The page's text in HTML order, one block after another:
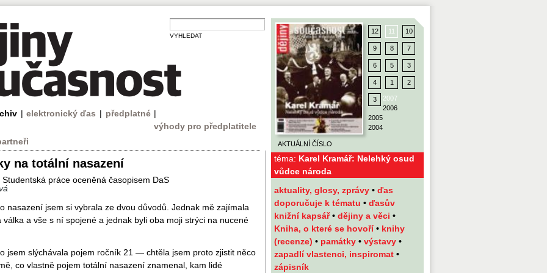
| elektronický ďas | předplatné |
výhody pro předplatitele
VYHLEDAT
téma: Karel Kramář: Nelehký osud
vůdce národa
AKTUÁLNÍ ČÍSLO
12 11 10
9 8 7
6 5 3
4 1 2
3
2007
2006
2005
2004
aktuality, glosy, zprávy • ďas
doporučuje k tématu • ďasův
knižní kapsář• dějiny a věci •
Kniha, o které se hovoří• knihy
(recenze) • památky • výstavy •
zapadlí vlastenci, inspiromat •
zápisník
na totální nasazení
práce oceněná časopisem DaS
nasazení jsem si vybrala ze dvou důvodů. Jednak mě zajímala
válka a vše s ní spojené a jednak byli oba moji strýci na nucené
jsem slýchávala pojem ročník 21 — chtěla jsem proto zjistit něco
co vlastně pojem totální nasazení znamenal, kam lidé